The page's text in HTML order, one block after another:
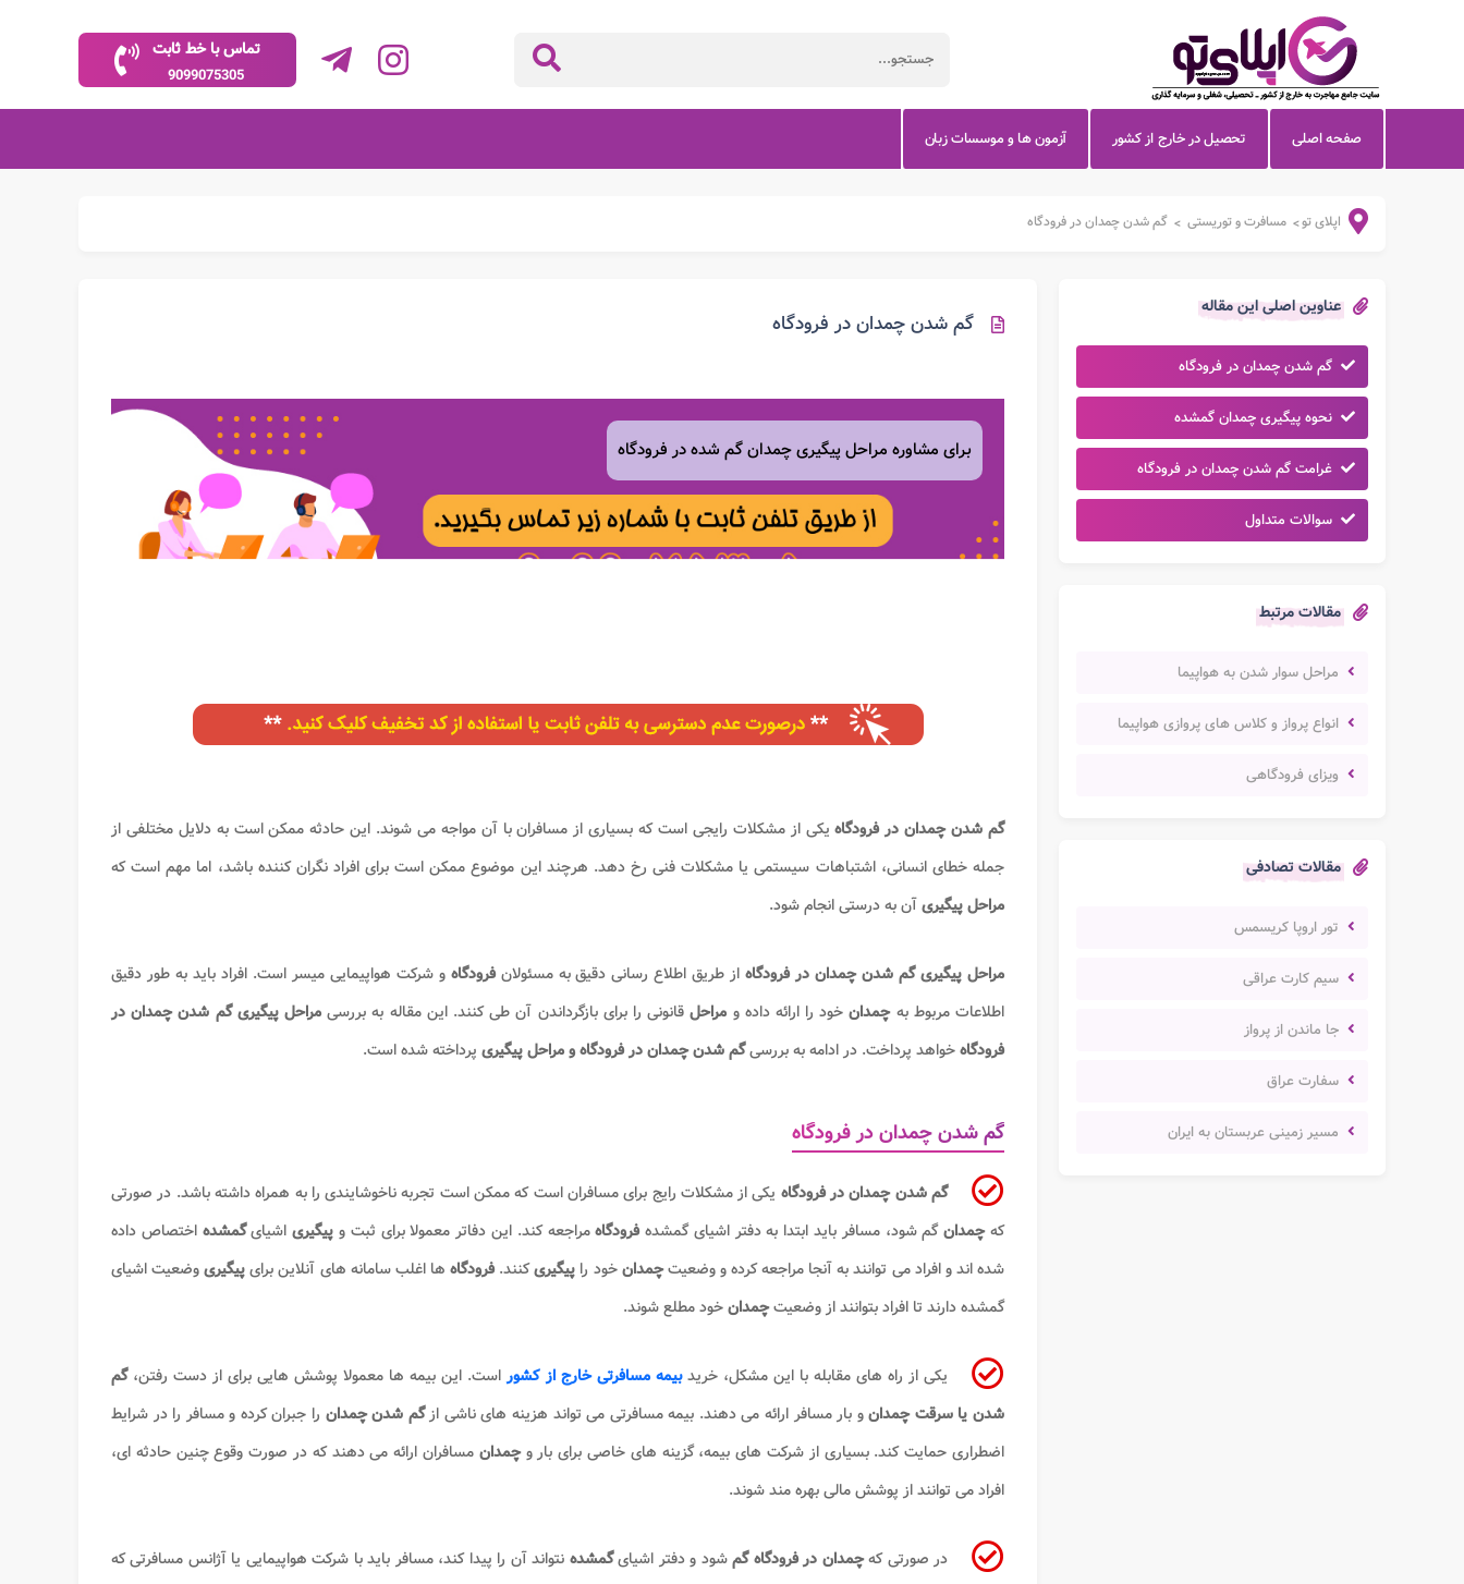
تماس با خط ثابت
9099075305
صفحه اصلی تحصیل در خارج از کشور آزمون ها و موسسات زبان
اپلای تو> مسافرت و توریستی > گم شدن چمدان در فرودگاه
عناوین اصلی این مقاله
گم شدن چمدان در فرودگاه
نحوه پیگیری چمدان گمشده
غرامت گم شدن چمدان در فرودگاه
سوالات متداول
مقالات مرتبط
مراحل سوار شدن به هواپیما
انواع پرواز و کلاس های پروازی هواپیما
ویزای فرودگاهی
مقالات تصادفی
تور اروپا کریسمس
سیم کارت عراقی
جا ماندن از پرواز
سفارت عراق
مسیر زمینی عربستان به ایران
گم شدن چمدان در فرودگاه
برای مشاوره مراحل پیگیری چمدان گم شده در فرودگاه
گم شدن چمدان در فرودگاهیکی از مشکلات رایجی است که بسیاری از مسافران با آن مواجه می شوند. این حادثه ممکن است به دلایل مختلفی از
جمله خطای انسانی، اشتباهات سیستمی یا مشکلات فنی رخ دهد. هرچند این موضوع ممکن است برای افراد نگران کننده باشد، اما مهم است که
مراحل پیگیریآن به درستی انجام شود.
مراحل پیگیری گم شدن چمدان در فرودگاهاز طریق اطلاع رسانی دقیق به مسئولانفرودگاهو شرکت هواپیمایی میسر است. افراد باید به طور دقیق
اطلاعات مربوط بهچمدان خود را ارائه داده و مراحل قانونی را برای بازگرداندن آن طی کنند. این مقاله به بررسیمراحل پیگیری گم شدن چمدان در
فرودگاهخواهد پرداخت. در ادامه به بررسیگم شدن چمدان در فرودگاه و مراحل پیگیری پرداخته شده است.
گم شدن چمدان در فرودگاه
گم شدن چمدان در فرودگاه یکی از مشکلات رایج برای مسافران است که ممکن است تجربه ناخوشایندی را به همراه داشته باشد. در صورتی
کهچمدانگم شود، مسافر باید ابتدا به دفتر اشیای گمشدهفرودگاهمراجعه کند. این دفاتر معمولا برای ثبت و پیگیری اشیایگمشدهاختصاص داده
شده اند و افراد می توانند به آنجا مراجعه کرده و وضعیتچمدانخود را پیگیریکنند.فرودگاه ها اغلب سامانه های آنلاین برایپیگیریوضعیت اشیای
گمشده دارند تا افراد بتوانند از وضعیتچمدانخود مطلع شوند.
یکی از راه های مقابله با این مشکل، خریدبیمه مسافرتی خارج از کشوراست. این بیمه ها معمولا پوشش هایی برای از دست رفتن،گم
شدن یا سرقت چمدانو بار مسافر ارائه می دهند. بیمه مسافرتی می تواند هزینه های ناشی ازگم شدن چمدان را جبران کرده و مسافر را در شرایط
اضطراری حمایت کند. بسیاری از شرکت های بیمه، گزینه های خاصی برای بار وچمدان مسافران ارائه می دهند که در صورت وقوع چنین حادثه ای،
افراد می توانند از پوشش مالی بهره مند شوند.
در صورتی کهچمدان در فرودگاه گمشود و دفتر اشیایگمشده نتواند آن را پیدا کند، مسافر باید با شرکت هواپیمایی یا آژانس مسافرتی که